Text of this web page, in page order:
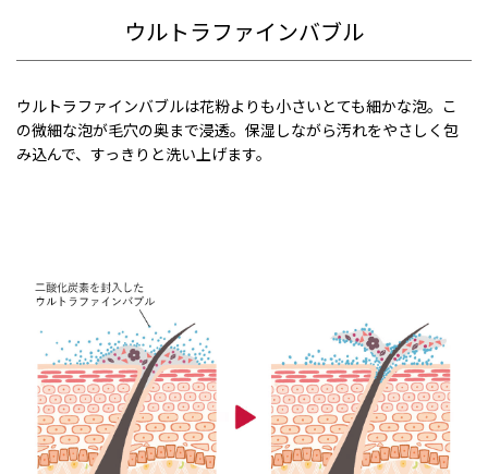
ウルトラファインバブル
ウルトラファインバブルは花粉よりも小さいとても細かな泡。こ
の微細な泡が毛穴の奥まで浸透。保湿しながら汚れをやさしく包
み込んで、すっきりと洗い上げます。